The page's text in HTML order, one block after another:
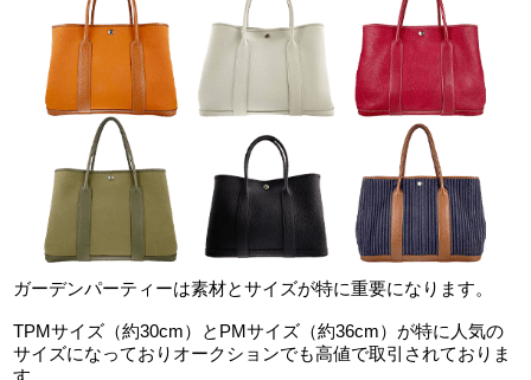
ガーデンパーティーは素材とサイズが特に重要になります。
TPMサイズ（約30cm）とPMサイズ（約36cm）が特に人気の
サイズになっておりオークションでも高値で取引されておりま